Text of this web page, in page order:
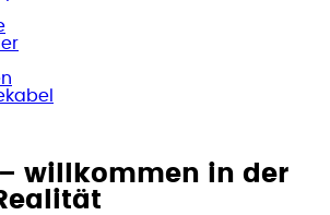
willkommen in der